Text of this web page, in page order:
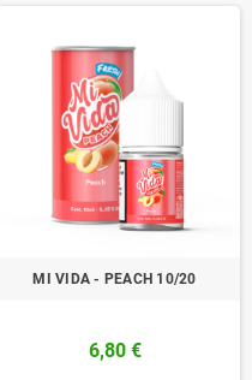
MI VIDA - PEACH 10/20
6,80 €